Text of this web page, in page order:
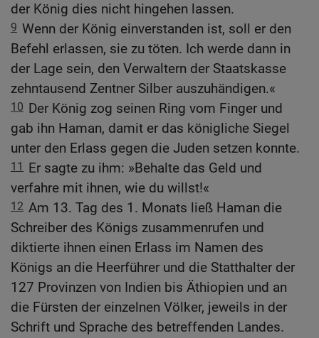
der König dies nicht hingehen lassen.
9 Wenn der König einverstanden ist, soll er den
Befehl erlassen, sie zu töten. Ich werde dann in
der Lage sein, den Verwaltern der Staatskasse
zehntausend Zentner Silber auszuhändigen.«
10 Der König zog seinen Ring vom Finger und
gab ihn Haman, damit er das königliche Siegel
unter den Erlass gegen die Juden setzen konnte.
11
Er sagte zu ihm: »Behalte das Geld und
verfahre mit ihnen, wie du willst!«
12 Am 13. Tag des 1. Monats ließ Haman die
Schreiber des Königs zusammenrufen und
diktierte ihnen einen Erlass im Namen des
Königs an die Heerführer und die Statthalter der
127 Provinzen von Indien bis Äthiopien und an
die Fürsten der einzelnen Völker, jeweils in der
Schrift und Sprache des betreffenden Landes.